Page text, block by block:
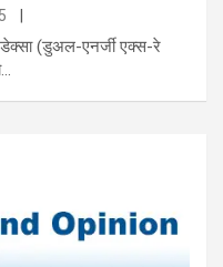
(डुअल-एनर्जी एक्स-रे